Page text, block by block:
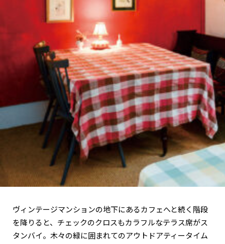
ヴィンテージマンションの地下にあるカフェへと続く階段
を降りると、チェックのクロスもカラフルなテラス席がス
タンバイ。木々の緑に囲まれてのアウトドアティータイム